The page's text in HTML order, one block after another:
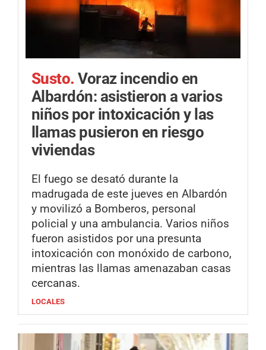
Susto.Voraz incendio en
Albardón: asistieron a varios
niños por intoxicación y las
llamas pusieron en riesgo
viviendas
El fuego se desató durante la
madrugada de este jueves en Albardón
y movilizó a Bomberos, personal
policial y una ambulancia. Varios niños
fueron asistidos por una presunta
intoxicación con monóxido de carbono,
mientras las llamas amenazaban casas
cercanas.
LOCALES